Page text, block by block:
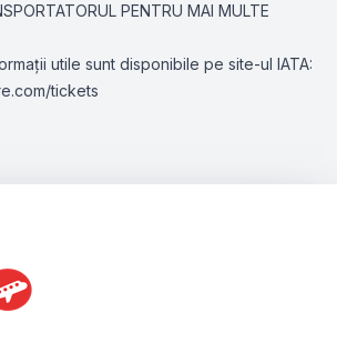
PENTRU MAI MULTE
utile sunt disponibile pe site-ul IATA:
tickets